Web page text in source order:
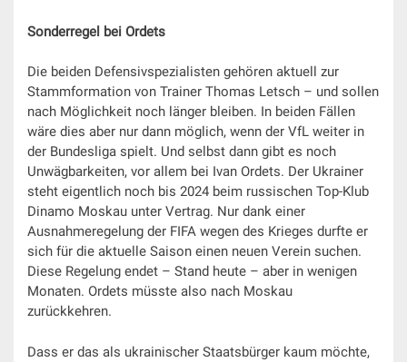
Sonderregel bei Ordets
Die beiden Defensivspezialisten gehören aktuell zur
Stammformation von Trainer Thomas Letsch – und sollen
nach Möglichkeit noch länger bleiben. In beiden Fällen
wäre dies aber nur dann möglich, wenn der VfL weiter in
der Bundesliga spielt. Und selbst dann gibt es noch
Unwägbarkeiten, vor allem bei Ivan Ordets. Der Ukrainer
steht eigentlich noch bis 2024 beim russischen Top-Klub
Dinamo Moskau unter Vertrag. Nur dank einer
Ausnahmeregelung der FIFA wegen des Krieges durfte er
sich für die aktuelle Saison einen neuen Verein suchen.
Diese Regelung endet – Stand heute – aber in wenigen
Monaten. Ordets müsste also nach Moskau
zurückkehren.
Dass er das als ukrainischer Staatsbürger kaum möchte,